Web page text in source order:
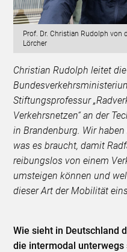
Prof. Dr. Christian Rudolph von
Lörcher
Christian Rudolph leitet
Stiftungsprofessur
Verkehrsnetzen“ an der
in Brandenburg. Wir
was es braucht, damit
reibungslos von einem
umsteigen können und
dieser Art der Mobilität
Wie sieht in Deutschland
die intermodal